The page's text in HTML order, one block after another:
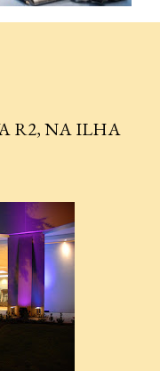
R2, NA ILHA